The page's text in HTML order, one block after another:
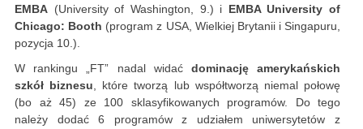
EMBA (University of Washington, 9.) i EMBA University of
Chicago: Booth (program z USA, Wielkiej Brytanii i Singapuru,
pozycja 10.).
W rankingu „FT” nadal widać dominację amerykańskich
szkół biznesu, które tworzą lub współtworzą niemal połowę
(bo aż 45) ze 100 sklasyfikowanych programów. Do tego
należy dodać 6 programów z udziałem uniwersytetów z